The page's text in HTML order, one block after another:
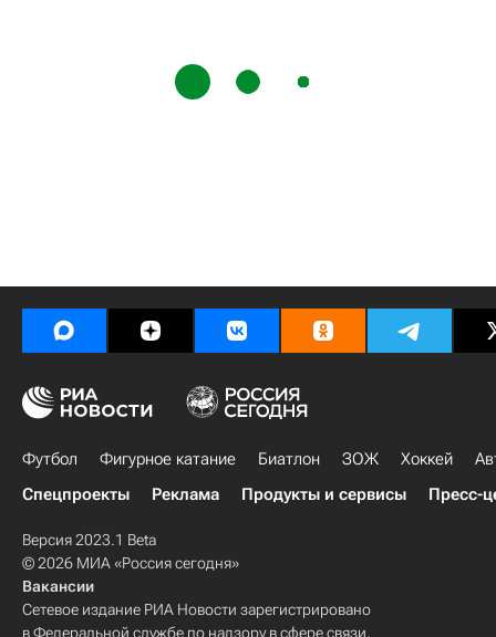
Футбол Фигурное катание Биатлон ЗОЖ Хоккей
Спецпроекты
Реклама Продукты и сервисы Пресс-
Версия 2023.1 Beta
© 2026 МИА «Россия сегодня»
Вакансии
Сетевое издание РИА Новости зарегистрировано
в Федеральной службе по надзору в сфере связи,